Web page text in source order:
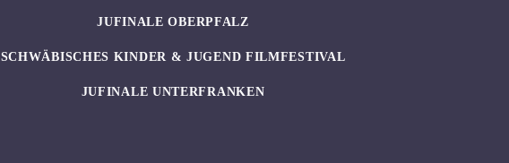
JUFINALE OBERPFALZ
SCHWÄBISCHES KINDER & JUGEND FILMFESTIVAL
JUFINALE UNTERFRANKEN